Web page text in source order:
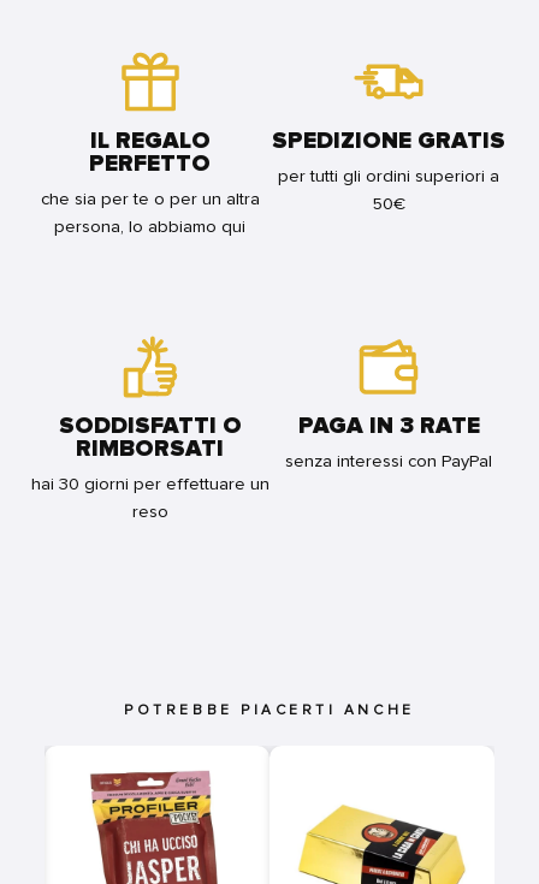
BUNDLEIL REGALO
PERFETTO
che sia per te o per un altra
persona, lo abbiamo qui
SPEDIZIONE GRATIS
per tutti gli ordini superiori a
50€
SODDISFATTI O
RIMBORSATI
hai 30 giorni per effettuare un
reso
PAGA IN 3 RATE
senza interessi con PayPal
POTREBBE PIACERTI ANCHE